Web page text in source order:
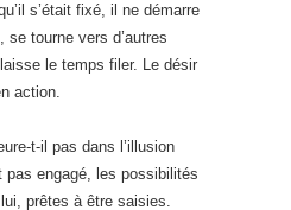
s’était fixé, il ne démarre
se tourne vers d’autres
le temps filer. Le désir
action.
t-il pas dans l’illusion
pas engagé, les possibilités
prêtes à être saisies.